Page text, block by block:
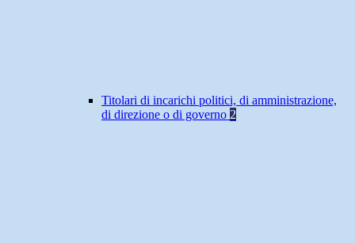
Titolari di incarichi politici, di amministrazione,
di direzione o di governo 2